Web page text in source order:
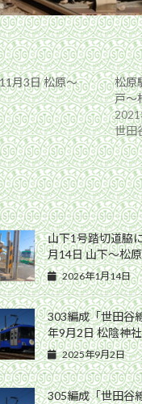
月3日 松原〜
松原
戸〜
世田
山下1号踏切道脇
月14日 山下〜松
2026年1月14日
303編成「世田谷
年9月2日 松陰神
2025年9月2日
305編成「世田谷